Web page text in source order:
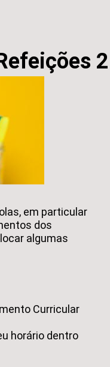
em particular
dos
algumas
Curricular
horário dentro